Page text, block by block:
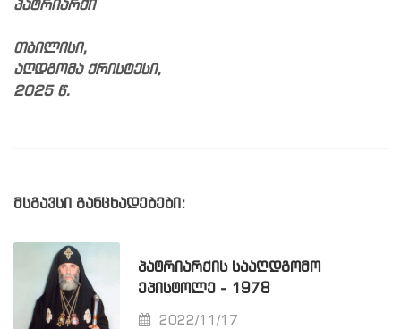
პატრიარქი
თბილისი,
აღდგომა ქრისტესი,
2025 წ.
მსგავსი განცხადებები:
ᲞᲐᲢᲠᲘᲐᲠᲥᲘᲡ ᲡᲐᲐᲦᲓᲒᲝᲛᲝ
ᲔᲞᲘᲡᲢᲝᲚᲔ - 1978
2022/11/17